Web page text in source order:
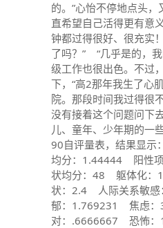
的。”心怡不停地点头，
直希望自己活得更有意
钟都过得很好、很充实
了吗？” “几乎是的，
级工作也很出色。不过
下，“高2那年我生了心
院。那段时间我过得很
没有接着这个问题问下
儿、童年、少年期的一
90自评量表，结果显
均分：1.44444 阳性
状均分：48 躯体化
状：2.4 人际关系敏
郁：1.769231 焦虑
对：.6666667 恐怖